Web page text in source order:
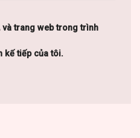
và trang web trong trình
kế tiếp của tôi.